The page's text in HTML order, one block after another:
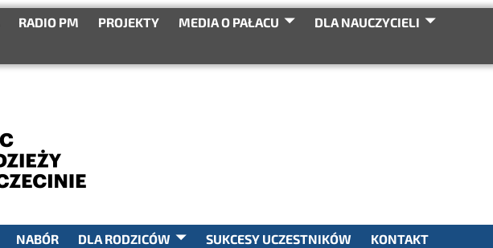
RADIO PM PROJEKTY MEDIA O PAŁACU
DLA NAUCZYCIELI
SEARCH
NABÓR DLA RODZICÓW SUKCESY UCZESTNIKÓW KONTAKT